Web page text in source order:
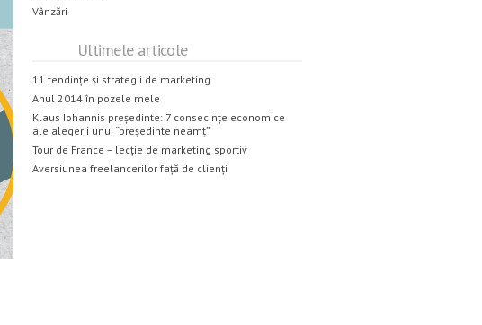
Vânzări
Ultimele articole
11 tendințe și strategii de marketing
Anul 2014 în pozele mele
Klaus Iohannis președinte: 7 consecințe economice
ale alegerii unui “președinte neamț”
Tour de France – lecție de marketing sportiv
Aversiunea freelancerilor față de clienți